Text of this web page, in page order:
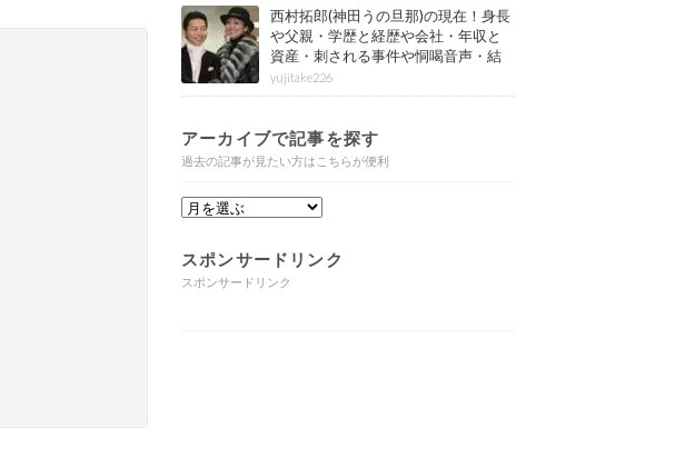
西村拓郎(神田うの旦那)の現在！身長
や父親・学歴と経歴や会社・年収と
資産・刺される事件や恫喝音声・結
婚と子供や自宅・脳梗塞の病気もま
とめ
yujitake226
アーカイブで記事を探す
過去の記事が見たい方はこちらが便利
スポンサードリンク
スポンサードリンク